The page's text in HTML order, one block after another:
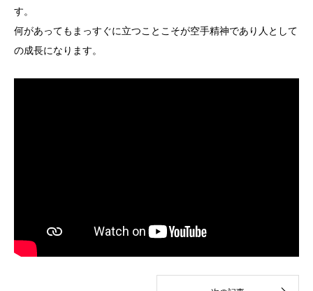
す。
何があってもまっすぐに立つことこそが空手精神であり人として
の成長になります。